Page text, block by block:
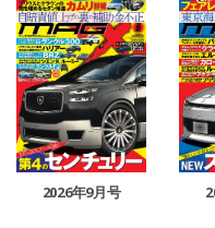
2026年9月号